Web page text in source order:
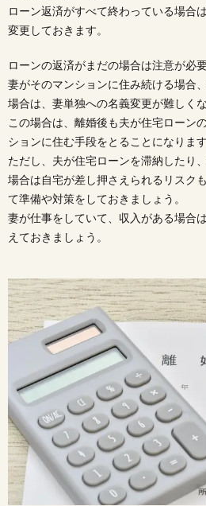
ローン返済がすべて終わっている場合
変更しておきます。
ローンの返済がまだの場合は注意が必要
妻がそのマンションに住み続ける場合
場合は、妻単独への名義変更が難しくな
この場合は、離婚後も夫が住宅ローン
ションに住む手段をとることになります
ただし、夫が住宅ローンを滞納したり
場合は自宅が差し押さえられるリスク
て準備や対策をしておきましょう。
妻が仕事をしていて、収入がある場合
えておきましょう。